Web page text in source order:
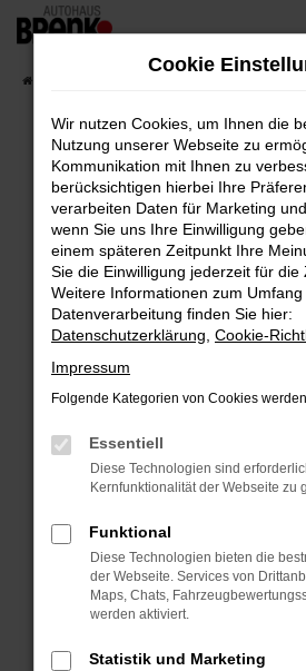
Zum
springen
Unsere
Fehler: Network
Beim Laden ist ein Fehler
Hier sind ein paar Tipps, die dir
Überprüfe deine Firewall
Internetverbindung.
Laden andere Webseiten, zum
Suchmaschine?
Prüfe deine
können das Laden bestimmter
verhindern. Funktioniert die
anderen Browser oder in
Starte dein Gerät neu.
Das kann manchmal helfen,
Probleme zu beheben.
Betriebssystem auf dem
Cookie
Wir nutzen Cookies, um Ihnen die
Nutzung unserer Webseite zu
Kommunikation mit Ihnen zu
berücksichtigen hierbei Ihre
verarbeiten Daten für Marketing
wenn Sie uns Ihre Einwilligung
einem späteren Zeitpunkt Ihre
Sie die Einwilligung jederzeit für die
Weitere Informationen zum
Datenverarbeitung finden Sie hier:
Datenschutzerklärung Cookie-
Impressum
Folgende Kategorien von Cookies
Essentiell
Diese Technologien sind
Kernfunktionalität der Webseite zu
Funktional
Diese Technologien bieten die
der Webseite. Services von
Maps, Chats,
werden aktiviert.
Statistik und Marketing